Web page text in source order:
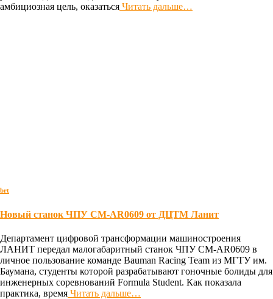
амбициозная цель, оказаться Читать дальше…
brt
Новый станок ЧПУ CM-AR0609 от ДЦТМ Ланит
Департамент цифровой трансформации машиностроения
ЛАНИТ передал малогабаритный станок ЧПУ CM-AR0609 в
личное пользование команде Bauman Racing Team из МГТУ им.
Баумана, студенты которой разрабатывают гоночные болиды для
инженерных соревнований Formula Student. Как показала
практика, время Читать дальше…